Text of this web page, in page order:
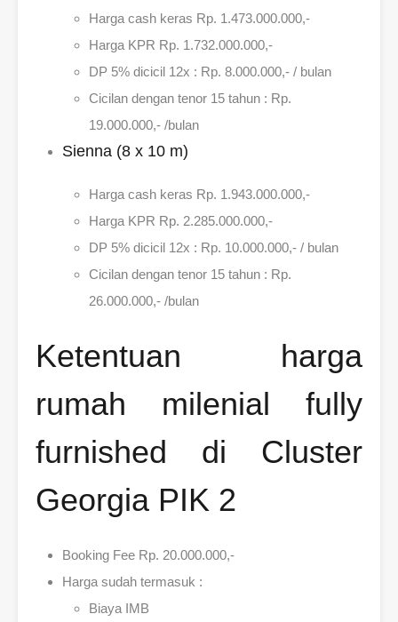
Harga cash keras Rp. 1.473.000.000,-
Harga KPR Rp. 1.732.000.000,-
DP 5% dicicil 12x : Rp. 8.000.000,- / bulan
Cicilan dengan tenor 15 tahun : Rp.
19.000.000,- /bulan
Sienna (8 x 10 m)
Harga cash keras Rp. 1.943.000.000,-
Harga KPR Rp. 2.285.000.000,-
DP 5% dicicil 12x : Rp. 10.000.000,- / bulan
Cicilan dengan tenor 15 tahun : Rp.
26.000.000,- /bulan
Ketentuan harga
rumah milenial fully
furnished di Cluster
Georgia PIK 2
Booking Fee Rp. 20.000.000,-
Harga sudah termasuk :
Biaya IMB